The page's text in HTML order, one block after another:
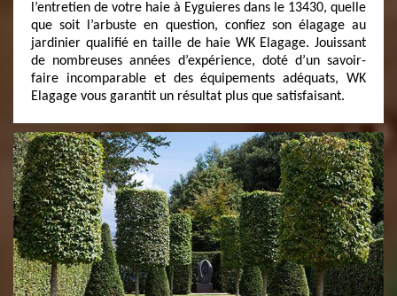
l’entretien de votre haie à Eyguieres dans le 13430, quelle
que soit l’arbuste en question, confiez son élagage au
jardinier qualifié en taille de haie WK Elagage. Jouissant
de nombreuses années d’expérience, doté d’un savoir-
faire incomparable et des équipements adéquats, WK
Elagage vous garantit un résultat plus que satisfaisant.